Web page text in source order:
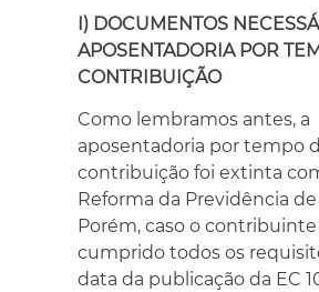
I) DOCUMENTOS
APOSENTADORIA POR
CONTRIBUIÇÃO
Como lembramos antes, a
aposentadoria por tempo
contribuição foi extinta
Reforma da Previdência de
Porém, caso o
cumprido todos os
data da publicação da EC